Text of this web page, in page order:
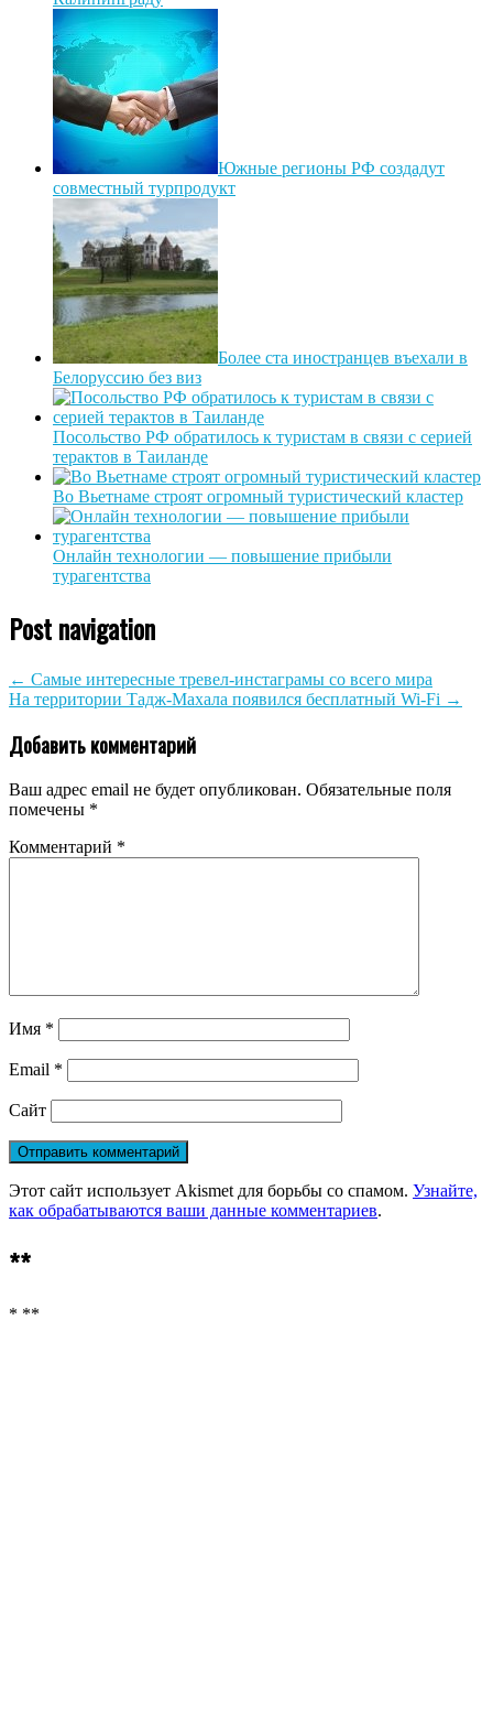
Южные регионы РФ создадут
совместный турпродукт
Более ста иностранцев въехали в
Белоруссию без виз
Посольство РФ обратилось к туристам в связи с серией
терактов в Таиланде
Во Вьетнаме строят огромный туристический кластер
Онлайн технологии — повышение прибыли
турагентства
Post navigation
← Самые интересные тревел-инстаграмы со всего мира
На территории Тадж-Махала появился бесплатный Wi-Fi →
Добавить комментарий
Ваш адрес email не будет опубликован. Обязательные поля
помечены *
Комментарий *
Имя *
Email *
Сайт
Этот сайт использует Akismet для борьбы со спамом. Узнайте,
как обрабатываются ваши данные комментариев.
**
* **